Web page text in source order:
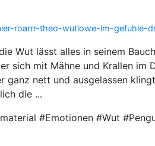
roarrr-theo-wutlowe-im-gefuhle-
Wut lässt alles in seinem
sich mit Mähne und Krallen im
nett und ausgelassen
die ...
#Emotionen #Wut